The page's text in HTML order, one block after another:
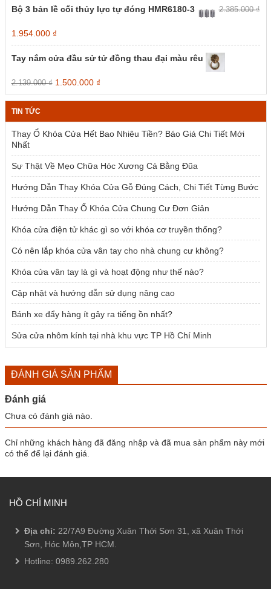
Bộ 3 bản lề cối thủy lực tự đóng HMR6180-3 2.385.000₫
Giá
gốc
là:
2.385.000 ₫.
1.954.000 ₫Giá
hiện
tại
Tay nắm cửa đầu sử tử đồng thau đại màu rêu
2.139.000₫ Giá
gốc
là:
1.500.000 ₫Giá
hiện
tại
1.500.000 ₫.
TIN TỨC
Thay Ổ Khóa Cửa Hết Bao Nhiêu Tiền? Báo Giá Chi Tiết Mới
Nhất
Sự Thật Về Mẹo Chữa Hóc Xương Cá Bằng Đũa
Hướng Dẫn Thay Khóa Cửa Gỗ Đúng Cách, Chi Tiết Từng Bước
Hướng Dẫn Thay Ổ Khóa Cửa Chung Cư Đơn Giản
Khóa cửa điện tử khác gì so với khóa cơ truyền thống?
Có nên lắp khóa cửa vân tay cho nhà chung cư không?
Khóa cửa vân tay là gì và hoạt động như thế nào?
Cập nhật và hướng dẫn sử dụng nâng cao
Bánh xe đẩy hàng ít gây ra tiếng ồn nhất?
Sửa cửa nhôm kính tại nhà khu vực TP Hồ Chí Minh
ĐÁNH GIÁ SẢN PHẨM
Đánh giá
Chưa có đánh giá nào.
Chỉ những khách hàng đã đăng nhập và đã mua sản phẩm này mới
có thể để lại đánh giá.
HỒ CHÍ MINH
Địa chỉ: 22/7A9 Đường Xuân Thới Sơn 31, xã Xuân Thới
Sơn, Hóc Môn,TP HCM.
Hotline: 0989.262.280